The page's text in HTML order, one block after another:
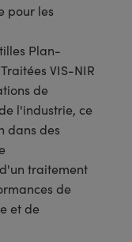
pour les
Plan-
VIS-NIR
de
l'industrie, ce
dans des
traitement
de
et de